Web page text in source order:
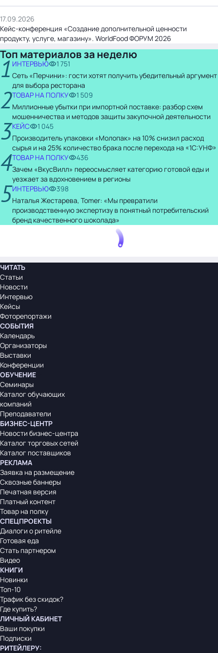
17.09.2026
Кейс-конференция «Создание дополнительной ценности
продукту, услуге, магазину». WorldFood ФОРУМ 2026
Топ материалов за неделю
1 ИНТЕРВЬЮ
1 751
Сеть «Перчини»: гости хотят получить убедительный аргумент
для выбора ресторана
2ТОВАР НА ПОЛКУ
1 509
Миллионные убытки при импортной поставке: разбор схем
мошенничества и методов защиты закупочной деятельности
3КЕЙС
1 045
Производитель упаковки «Молопак» на 10% снизил расход
сырья и на 25% количество брака после перехода на «1С:УНФ»
4ТОВАР НА ПОЛКУ
436
Зачем «ВкусВилл» переосмысляет категорию готовой еды и
уезжает за вдохновением в регионы
5ИНТЕРВЬЮ
398
Наталья Жестарева, Tomer: «Мы превратили
производственную экспертизу в понятный потребительский
бренд качественного шоколада»
ЧИТАТЬ
Статьи
Новости
Интервью
Кейсы
Фоторепортажи
СОБЫТИЯ
Календарь
Организаторы
Выставки
Конференции
ОБУЧЕНИЕ
Семинары
Каталог обучающих
компаний
Преподаватели
БИЗНЕС-ЦЕНТР
Новости бизнес-центра
Каталог торговых сетей
Каталог поставщиков
РЕКЛАМА
Заявка на размещение
Сквозные баннеры
Печатная версия
Платный контент
Товар на полку
СПЕЦПРОЕКТЫ
Диалоги о ритейле
Готовая еда
Стать партнером
Видео
КНИГИ
Новинки
Топ-10
Трафик без скидок?
Где купить?
ЛИЧНЫЙ КАБИНЕТ
Ваши покупки
Подписки
РИТЕЙЛЕРУ: